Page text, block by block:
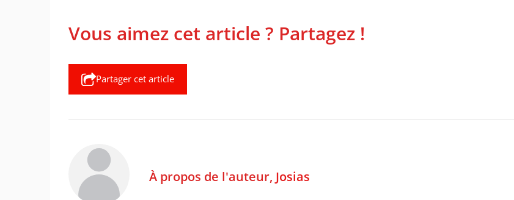
Vous aimez cet article ? Partagez !
Partager cet article
À propos de l'auteur, Josias